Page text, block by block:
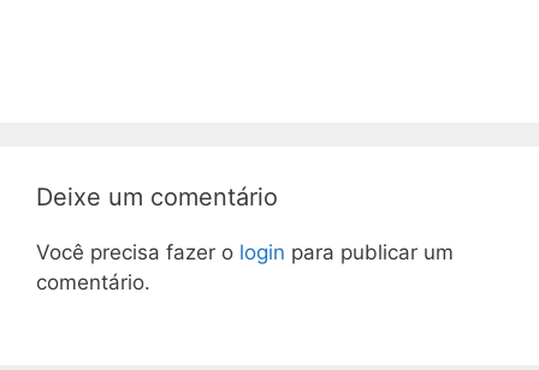
Deixe um comentário
Você precisa fazer o login para publicar um
comentário.